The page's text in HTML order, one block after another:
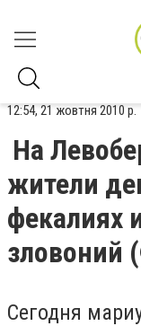
12:54, 21 жовтня 2010 р.
На
жители
фекалиях
зловоний
Сегодня